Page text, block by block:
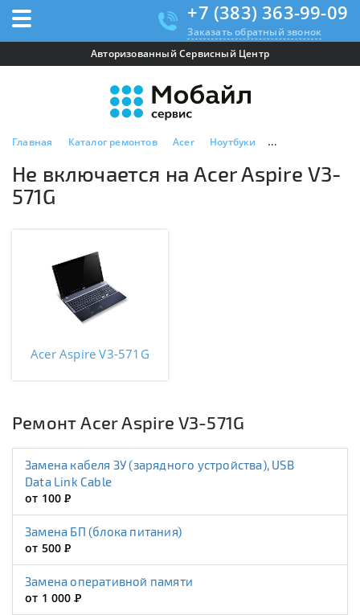
+7 (383) 363-99-09
Заказать обратный звонок
Авторизованный Сервисный Центр
Главная Каталог ремонтов Acer Ноутбуки Acer Aspire V3-
Не включается на Acer Aspire V3-
571G
Acer Aspire V3-571G
Ремонт Acer Aspire V3-571G
Замена кабеля ЗУ (зарядного устройства), USB
Data Link Cable
от 100Р
Замена БП (блока питания)
от 500Р
Замена оперативной памяти
от 1 000Р